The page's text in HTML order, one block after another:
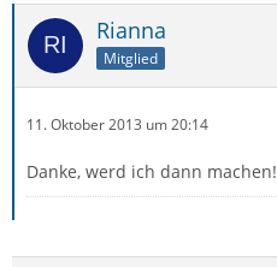
Rianna
Mitglied
11. Oktober 2013 um 20:14
Danke, werd ich dann machen!